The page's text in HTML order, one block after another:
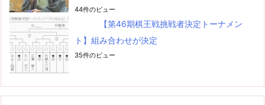
44件のビュー
【第46期棋王戦挑戦者決定トーナメン
ト】組み合わせが決定
35件のビュー